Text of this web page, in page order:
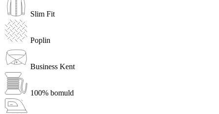
Slim Fit
Poplin
Business Kent
100% bomuld